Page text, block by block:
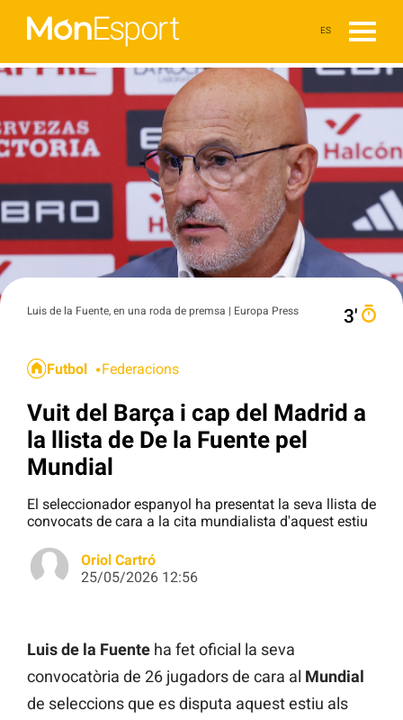
ES
Luis de la Fuente, en una roda de premsa | Europa Press 3′
Futbol Federacions
Vuit del Barça i cap del Madrid a
la llista de De la Fuente pel
Mundial
El seleccionador espanyol ha presentat la seva llista de
convocats de cara a la cita mundialista d'aquest estiu
Oriol Cartró
25/05/2026 12:56
Luis de la Fuente ha fet oficial la seva
convocatòria de 26 jugadors de cara al Mundial
de seleccions que es disputa aquest estiu als